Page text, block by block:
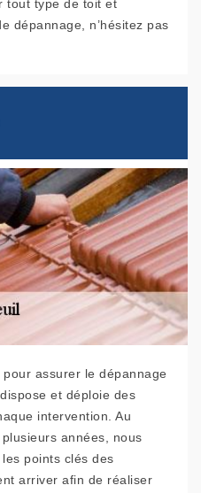
tout type de toit et
dépannage, n’hésitez pas
assurer le dépannage
et déploie des
intervention. Au
années, nous
points clés des
arriver afin de réaliser